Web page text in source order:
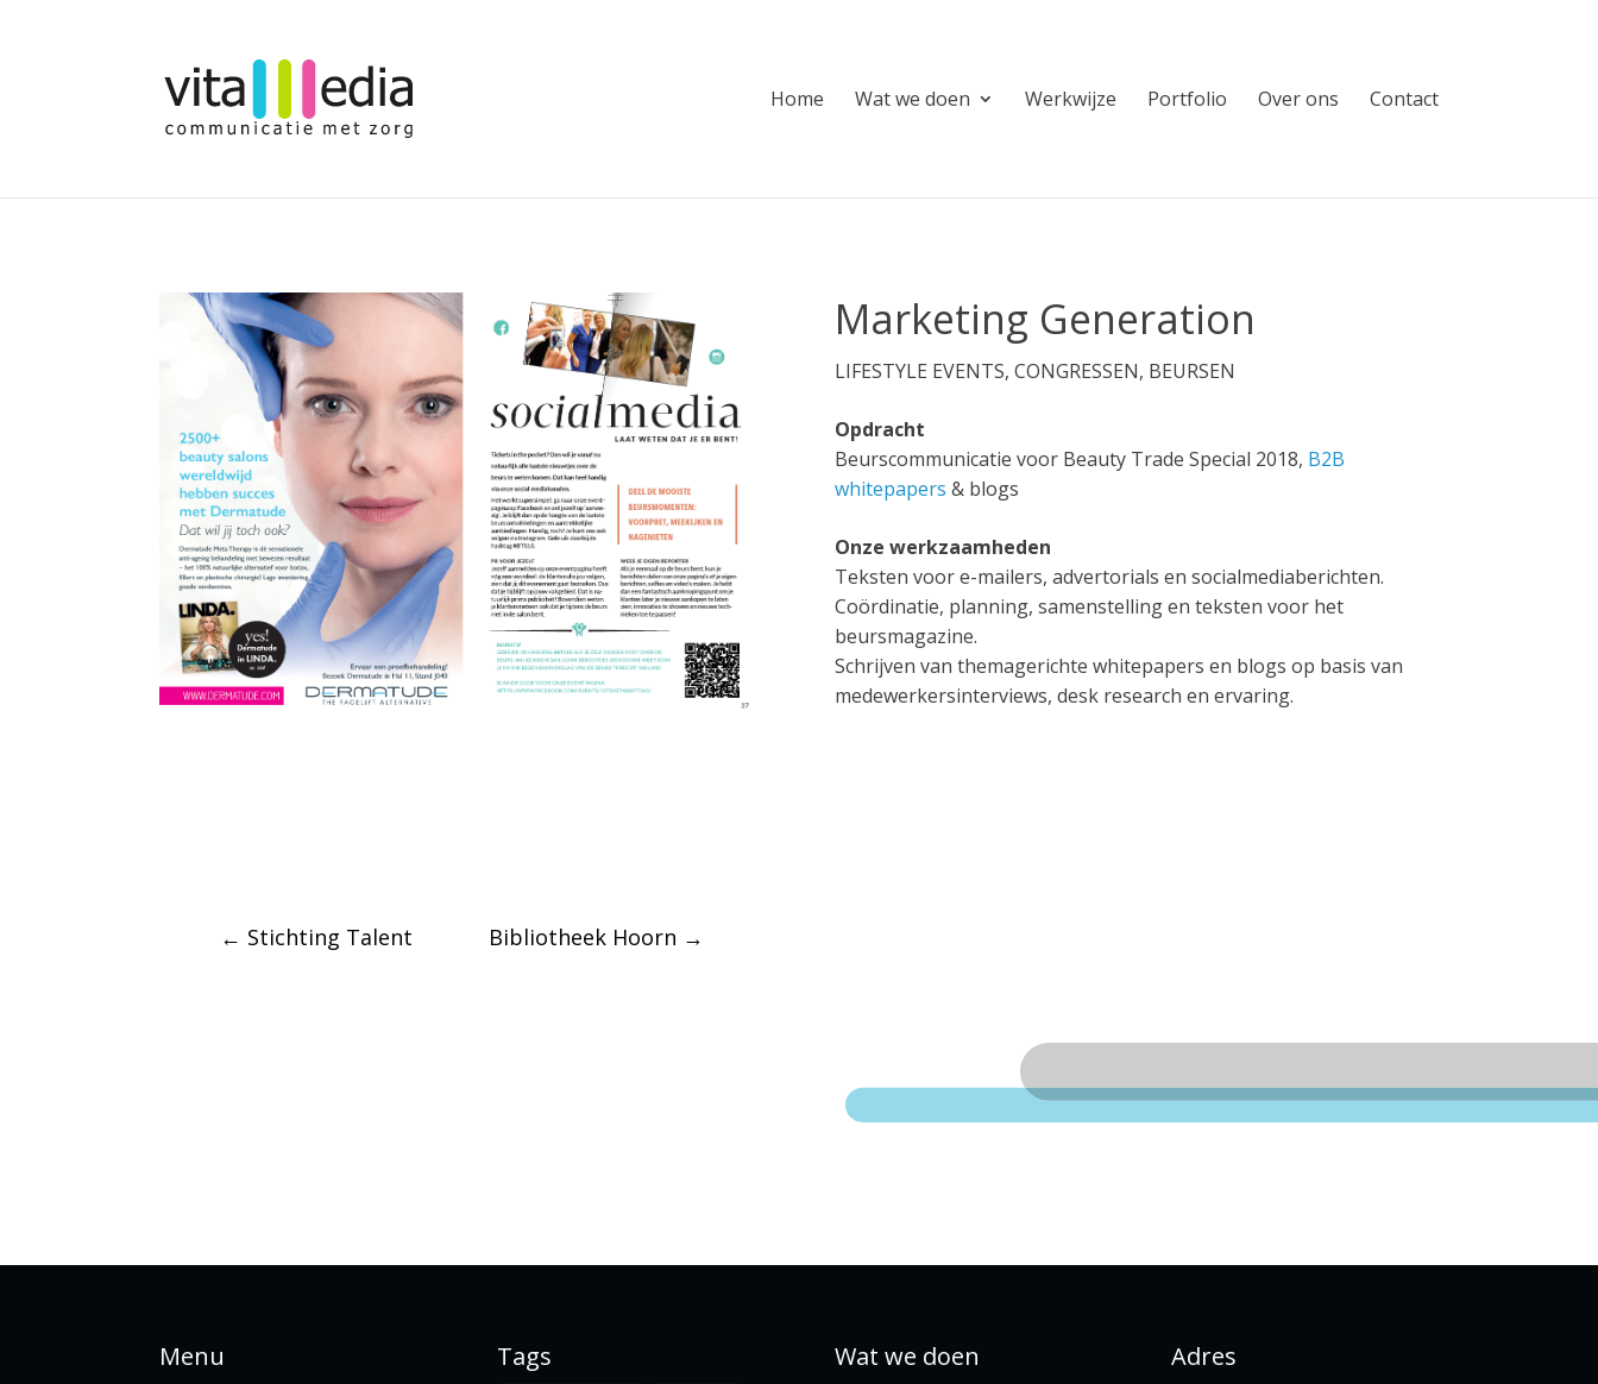
Home Wat we doen Werkwijze Portfolio Over ons Contact
Marketing Generation
LIFESTYLE EVENTS, CONGRESSEN, BEURSEN
Opdracht
Beurscommunicatie voor Beauty Trade Special 2018, B2B
whitepapers & blogs
Onze werkzaamheden
Teksten voor e-mailers, advertorials en socialmediaberichten.
Coördinatie, planning, samenstelling en teksten voor het
beursmagazine.
Schrijven van themagerichte whitepapers en blogs op basis van
medewerkersinterviews, desk research en ervaring.
← Stichting Talent Bibliotheek Hoorn →
Menu Tags Wat we doen Adres